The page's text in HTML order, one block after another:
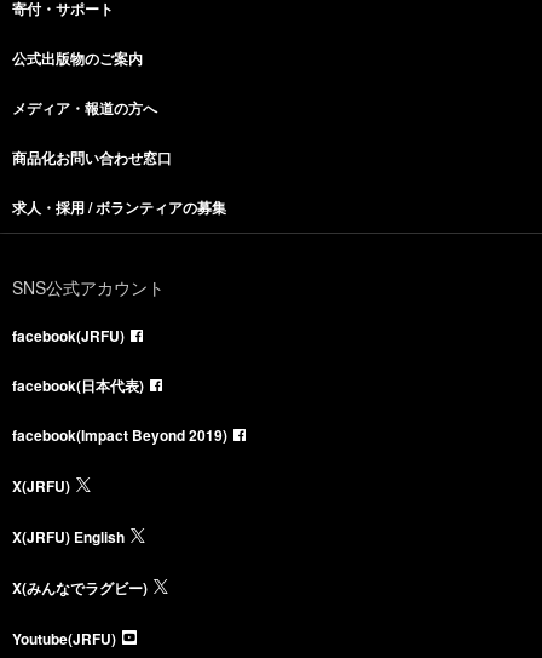
寄付・サポート
公式出版物のご案内
メディア・報道の方へ
商品化お問い合わせ窓口
求人・採用 / ボランティアの募集
SNS公式アカウント
facebook(JRFU)
facebook(日本代表)
facebook(Impact Beyond 2019)
X(JRFU)
X(JRFU) English
X(みんなでラグビー)
Youtube(JRFU)